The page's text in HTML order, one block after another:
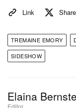
Link Share
TREMAINE EMORY
SIDESHOW
Elaina